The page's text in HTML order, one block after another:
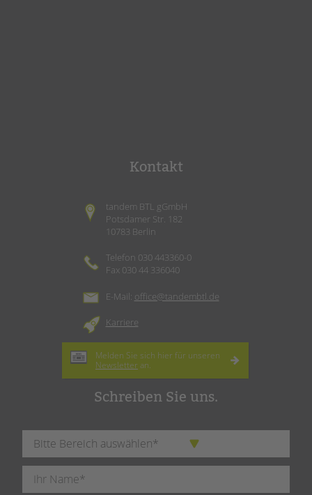
Kontakt
tandem BTL gGmbH
Potsdamer Str. 182
10783 Berlin
Telefon 030 443360-0
Fax 030 44 336040
E-Mail: office@tandembtl.de
Karriere
Melden Sie sich hier für unseren
Newsletter an.
Schreiben Sie uns.